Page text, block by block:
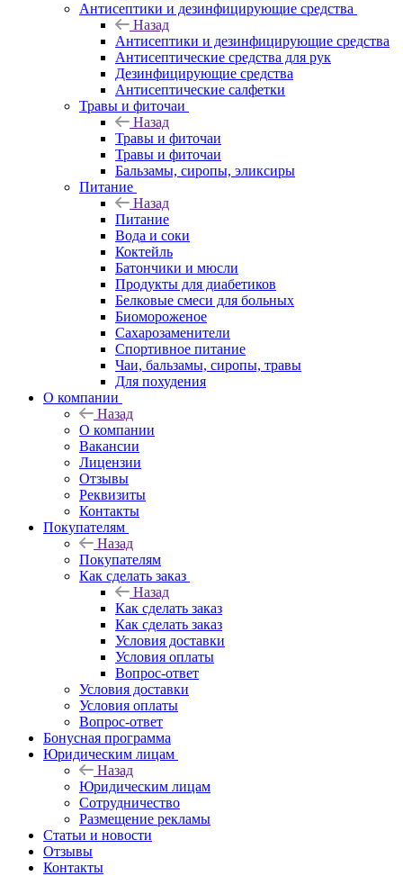
Антисептики и дезинфицирующие средства
Назад
Антисептики и дезинфицирующие средства
Антисептические средства для рук
Дезинфицирующие средства
Антисептические салфетки
Травы и фиточаи
Назад
Травы и фиточаи
Травы и фиточаи
Бальзамы, сиропы, эликсиры
Питание
Назад
Питание
Вода и соки
Коктейль
Батончики и мюсли
Продукты для диабетиков
Белковые смеси для больных
Биомороженое
Сахарозаменители
Спортивное питание
Чаи, бальзамы, сиропы, травы
Для похудения
О компании
Назад
О компании
Вакансии
Лицензии
Отзывы
Реквизиты
Контакты
Покупателям
Назад
Покупателям
Как сделать заказ
Назад
Как сделать заказ
Как сделать заказ
Условия доставки
Условия оплаты
Вопрос-ответ
Условия доставки
Условия оплаты
Вопрос-ответ
Бонусная программа
Юридическим лицам
Назад
Юридическим лицам
Сотрудничество
Размещение рекламы
Статьи и новости
Отзывы
Контакты